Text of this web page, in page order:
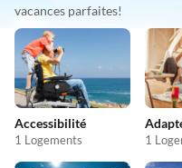
vacances parfaites!
Accessibilité
1 Logements 1